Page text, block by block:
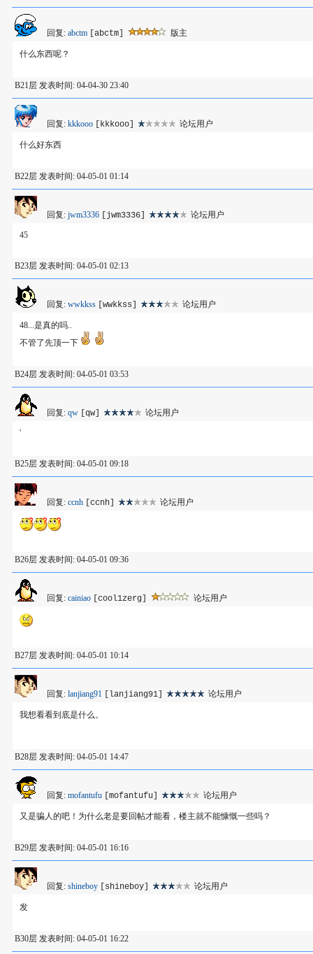
回复: abctm [abctm] 版主
什么东西呢？
B21层 发表时间: 04-04-30 23:40
回复: kkkooo [kkkooo] 论坛用户
什么好东西
B22层 发表时间: 04-05-01 01:14
回复: jwm3336 [jwm3336] 论坛用户
45
B23层 发表时间: 04-05-01 02:13
回复: wwkkss [wwkkss] 论坛用户
48...是真的吗..
不管了先顶一下
B24层 发表时间: 04-05-01 03:53
回复: qw [qw] 论坛用户
'
B25层 发表时间: 04-05-01 09:18
回复: ccnh [ccnh] 论坛用户
B26层 发表时间: 04-05-01 09:36
回复: cainiao [cool1zerg] 论坛用户
B27层 发表时间: 04-05-01 10:14
回复: lanjiang91 [lanjiang91] 论坛用户
我想看看到底是什么。
B28层 发表时间: 04-05-01 14:47
回复: mofantufu [mofantufu] 论坛用户
又是骗人的吧！为什么老是要回帖才能看，楼主就不能慷慨一些吗？
B29层 发表时间: 04-05-01 16:16
回复: shineboy [shineboy] 论坛用户
发
B30层 发表时间: 04-05-01 16:22